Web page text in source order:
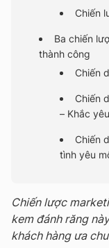
Chiến
Ba chiến
thành công
Chiến
Chiến
– Khắc
Chiến
tình yêu
Chiến lược
kem đánh răng
khách hàng ưa